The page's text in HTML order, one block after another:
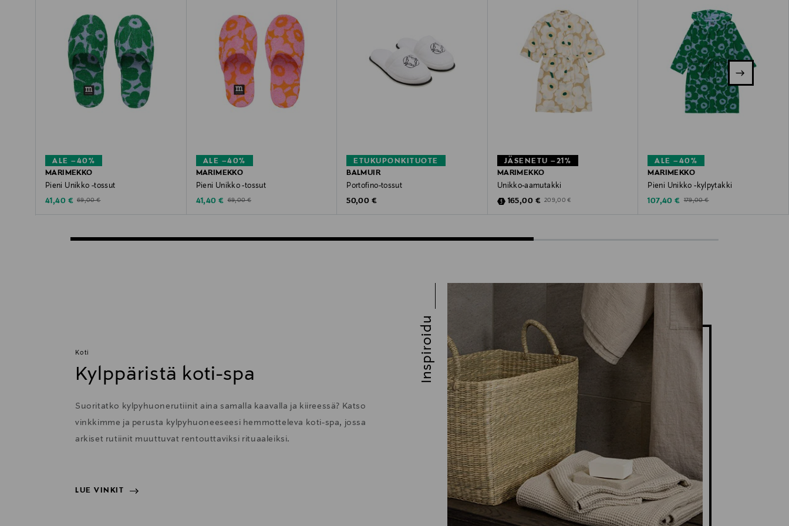
ALE –40%
MARIMEKKO
Pieni Unikko -tossut
Discounted Price
41,40 € Original Price
69,00 €
ALE –40%
MARIMEKKO
Pieni Unikko -tossut
Discounted Price
41,40 € Original Price
69,00 €
ETUKUPONKITUOTE
BALMUIR
Portofino-tossut
Original Price
50,00 €
JÄSENETU –21%
MARIMEKKO
Unikko-aamutakki
Discounted Price
165,00 € Original Price
209,00 €
ALE –40%
MARIMEKKO
Pieni Unikko -kylpytakki
Discounted Price
107,40 € Original Price
179,00 €
Koti
Kylppäristä koti-spa
Suoritatko kylpyhuonerutiinit aina samalla kaavalla ja kiireessä? Katso
vinkkimme ja perusta kylpyhuoneeseesi hemmotteleva koti-spa, jossa
arkiset rutiinit muuttuvat rentouttaviksi rituaaleiksi.
LUE VINKIT
Inspiroidu